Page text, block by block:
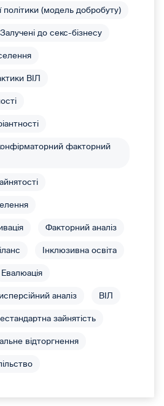
політики (модель добробуту)
Залучені до секс-бізнесу
ВІЛ
факторний
Факторний аналіз
Інклюзивна освіта
Евалюація
аналіз ВІЛ
зайнятість
відторгнення